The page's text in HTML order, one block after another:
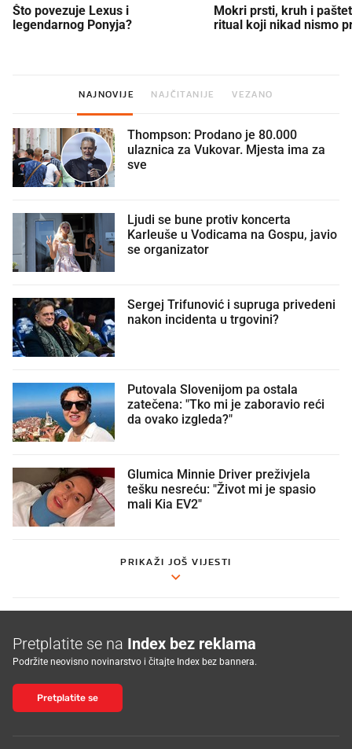
Što povezuje Lexus i
legendarnog Ponyja?
Mokri prsti, kruh i
ritual koji nikad nismo
NAJNOVIJE NAJČITANIJE VEZANO
Thompson: Prodano je 80.000
ulaznica za Vukovar. Mjesta ima za
sve
Ljudi se bune protiv koncerta
Karleuše u Vodicama na Gospu, javio
se organizator
Sergej Trifunović i supruga privedeni
nakon incidenta u trgovini?
Putovala Slovenijom pa ostala
zatečena: "Tko mi je zaboravio reći
da ovako izgleda?"
Glumica Minnie Driver preživjela
tešku nesreću: "Život mi je spasio
mali Kia EV2"
PRIKAŽI JOŠ VIJESTI
Pretplatite se na Index bez reklama
Podržite neovisno novinarstvo i čitajte Index bez bannera.
Pretplatite se